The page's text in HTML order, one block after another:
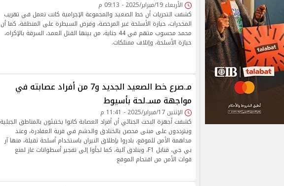
الأربعاء 19/فبراير/2025 - 09:13 م
كشفت التحريات أن خط الصعيد والمجموعة الإجرامية كانت تعمل في تهريب
المخدرات، حيازة الأسلحة غير المرخصة، وفرض السيطرة على المنطقة، كما أن
محمد محسوب متهم في 44 جناية، من بينها القتل العمد، السرقة بالإكراه،
حيازة الأسلحة، وإتلاف ممتلكات.
مـ.صرع خط الصعيد الجديد و7 من أفراد عصابته في
مواجهة مسـ.لحة بأسيوط
الإثنين 17/فبراير/2025 - 11:41 م
كشفت أجهزة البحث الجنائي أن أفراد العصابة كانوا يختبئون بالمناطق الجبلية
ويترددون على مبنى محصن بالخنادق والدشم في قرية العفادرة، وعند
مداهمة الأمن للموقع، بادروا بإطلاق النيران باستخدام أسلحة ثقيلة، منها آر
بي جي، قنابل F1، وبنادق آلية، كما لجأوا إلى تفجير أسطوانات غاز لمنع
قوات الأمن من اقتحام الموقع